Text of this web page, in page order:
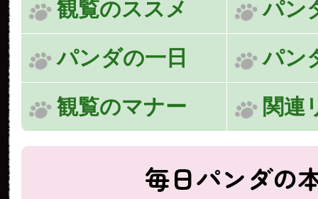
観覧のススメ パン
パンダの一日 パン
観覧のマナー 関連
毎日パンダの